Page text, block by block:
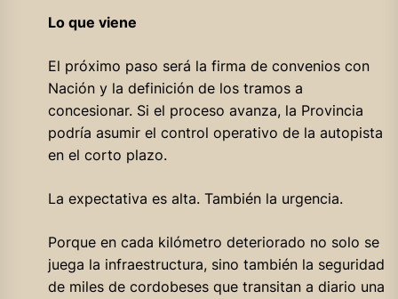
Lo que viene
El próximo paso será la firma de convenios con
Nación y la definición de los tramos a
concesionar. Si el proceso avanza, la Provincia
podría asumir el control operativo de la autopista
en el corto plazo.
La expectativa es alta. También la urgencia.
Porque en cada kilómetro deteriorado no solo se
juega la infraestructura, sino también la seguridad
de miles de cordobeses que transitan a diario una